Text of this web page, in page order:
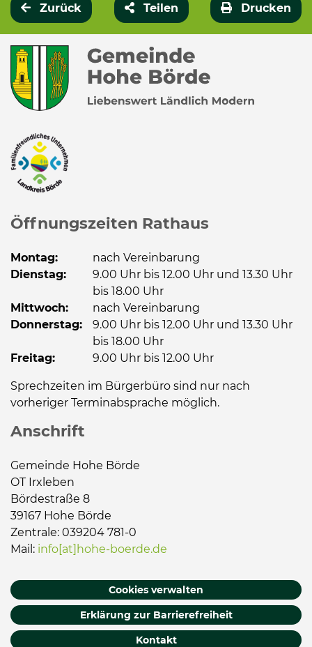
Zurück Teilen Drucken
Öffnungszeiten Rathaus
Montag:
nach Vereinbarung
Dienstag:
9.00 Uhr bis 12.00 Uhr und 13.30 Uhr
bis 18.00 Uhr
Mittwoch:
nach Vereinbarung
Donnerstag: 9.00 Uhr bis 12.00 Uhr und 13.30 Uhr
bis 18.00 Uhr
Freitag:
9.00 Uhr bis 12.00 Uhr
Sprechzeiten im Bürgerbüro sind nur nach
vorheriger Terminabsprache möglich.
Anschrift
Gemeinde Hohe Börde
OT Irxleben
Bördestraße 8
39167 Hohe Börde
Zentrale: 039204 781-0
Mail: info[at]hohe-boerde.de
Cookies verwalten
Erklärung zur Barrierefreiheit
Kontakt